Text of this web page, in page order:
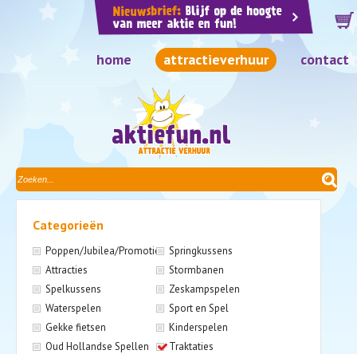
home attractieverhuur contact
Categorieën
Poppen/Jubilea/Promotie
Springkussens
Attracties
Stormbanen
Spelkussens
Zeskampspelen
Waterspelen
Sport en Spel
Gekke fietsen
Kinderspelen
Oud Hollandse Spellen
Traktaties